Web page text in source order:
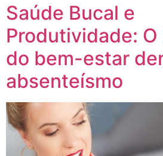
Saúde Bucal e
Produtividade:
do bem-estar
absenteísmo